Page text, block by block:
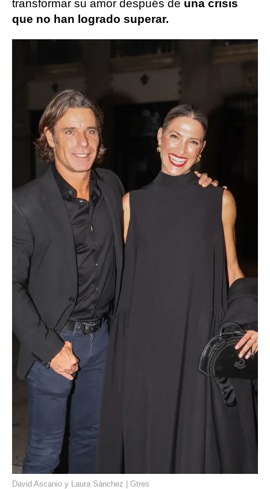
transformar su amor después de una crisis
que no han logrado superar.
David Ascanio y Laura Sánchez | Gtres